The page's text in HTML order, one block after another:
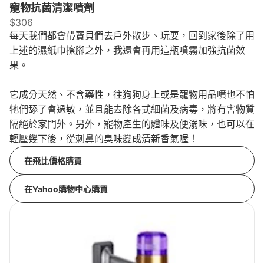
寵物抗菌清潔噴劑
$306
每天我們都會帶寶貝們去戶外散步、玩耍，回到家後除了用
上述的濕紙巾擦腳之外，我還會再用這瓶噴霧加強抗菌效
果。
它成分天然、不含藥性，往狗狗身上或是寵物用品噴也不怕
牠們舔了會過敏，並且能去除各式細菌及病毒，將有害物質
隔絕於家門外。另外，寵物產生的體味及便溺味，也可以在
輕壓幾下後，從刺鼻的臭味變成清新香氣喔！
在飛比價格購買
在Yahoo購物中心購買